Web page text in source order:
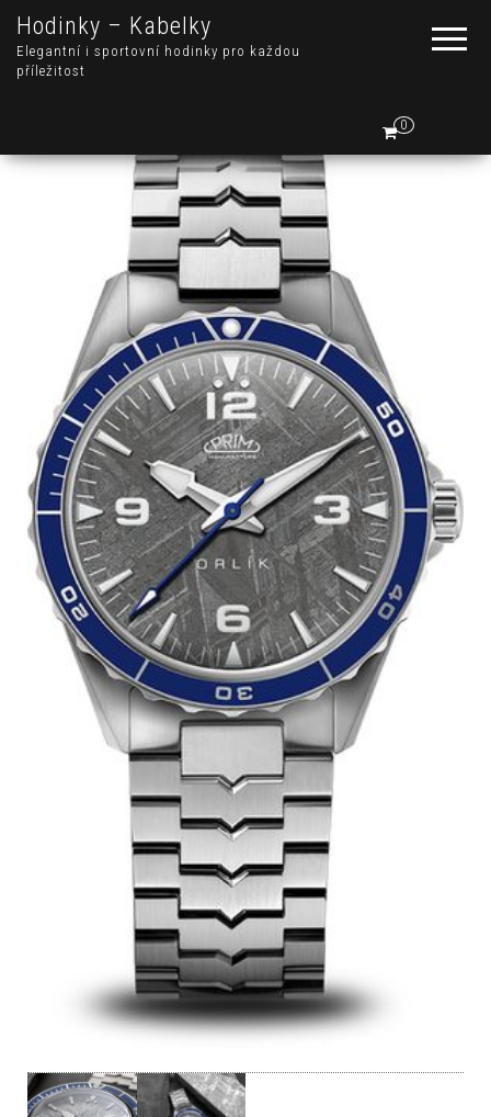
Hodinky – Kabelky
Elegantní i sportovní hodinky pro každou
příležitost
0